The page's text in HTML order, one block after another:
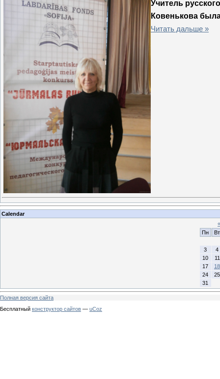
Учитель
Ковенькова
Читать дальше »
Calendar
«
Пн
Вт
3
4
10
11
17
18
24
25
31
Полная версия сайта
Бесплатный конструктор сайтов — uCoz